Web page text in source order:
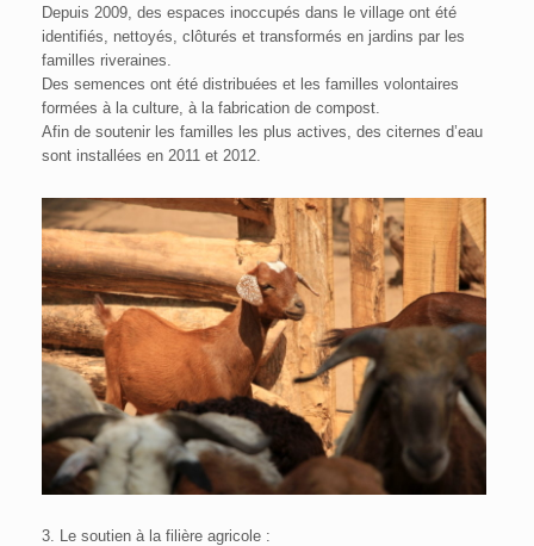
Depuis 2009, des espaces inoccupés dans le village ont été
identifiés, nettoyés, clôturés et transformés en jardins par les
familles riveraines.
Des semences ont été distribuées et les familles volontaires
formées à la culture, à la fabrication de compost.
Afin de soutenir les familles les plus actives, des citernes d’eau
sont installées en 2011 et 2012.
3. Le soutien à la filière agricole :